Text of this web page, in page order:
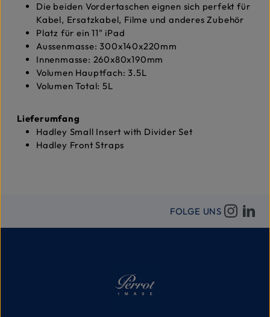
Die beiden Vordertaschen eignen sich perfekt für
Kabel, Ersatzkabel, Filme und anderes Zubehör
Platz für ein 11" iPad
Aussenmasse: 300x140x220mm
Innenmasse: 260x80x190mm
Volumen Hauptfach: 3.5L
Volumen Total: 5L
Lieferumfang
Hadley Small Insert with Divider Set
Hadley Front Straps
FOLGE UNS